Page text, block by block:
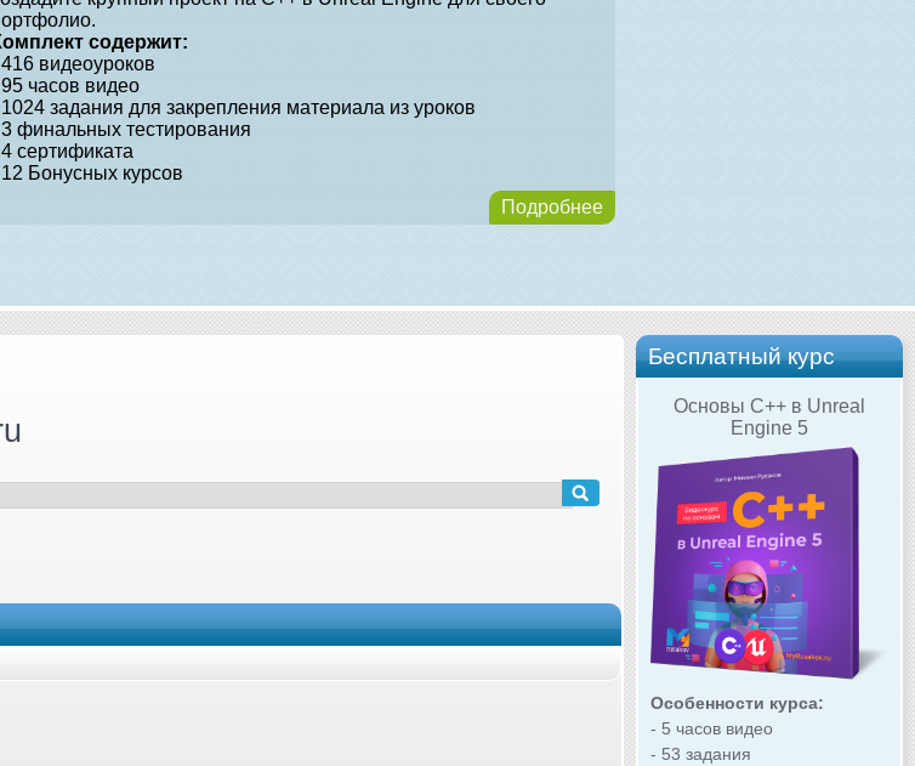
содержит:
видеоуроков
часов видео
задания для закрепления материала из уроков
финальных тестирования
сертификата
Бонусных курсов
Подробнее
Бесплатный курс
Основы C++ в Unreal
Engine 5
Особенности курса:
- 5 часов видео
- 53 задания